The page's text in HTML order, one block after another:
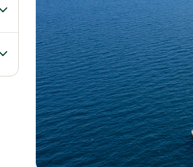
Alternar submenu de Nosso setor
Alternar submenu de Nosso modelo de